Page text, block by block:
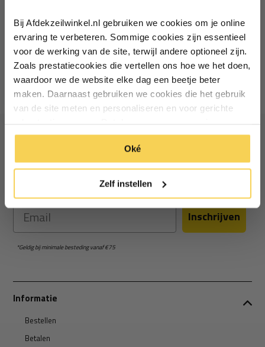
Bij Afdekzeilwinkel.nl gebruiken we cookies om je online
ervaring te verbeteren. Sommige cookies zijn essentieel
voor de werking van de site, terwijl andere optioneel zijn.
Zoals prestatiecookies die vertellen ons hoe we het doen,
waardoor we de website elke dag een beetje beter
maken. Daarnaast gebruiken we cookies die het gebruik
van de site meten en personaliseren en voor gerichte
manier. Klik op 'Oké' om alle cookies te accepteren. Of
klik op ‘alleen essentiele’ als je niet akkoord gaat met
cookies.
Oké
Zelf instellen
Rits lijmbaar
250cm blauw
Deliverytime
39,90
Ontvang €5 korting
Schrijf je in voor de nieuwsbrief en ontvang €5 welkomstkorting!
Email Inschrijven
*Geldig bij minimale besteding vanaf €75
Informatie
Bestellen
Betalen
Vul je e-mailadres in‍⁪⁪
Particulier Zakelijk
Inschrijven
*Geldig bij minimale besteding vanaf €75